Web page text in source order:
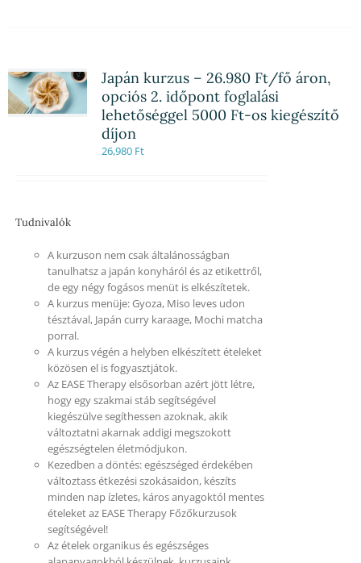
Japán kurzus – 26.980 Ft/fő áron,
opciós 2. időpont foglalási
lehetőséggel 5000 Ft-os kiegészítő
díjon
26,980 Ft
Tudnivalók
A kurzuson nem csak általánosságban
tanulhatsz a japán konyháról és az etikettről,
de egy négy fogásos menüt is elkészítetek.
A kurzus menüje: Gyoza, Miso leves udon
tésztával, Japán curry karaage, Mochi matcha
porral.
A kurzus végén a helyben elkészített ételeket
közösen el is fogyasztjátok.
Az EASE Therapy elsősorban azért jött létre,
hogy egy szakmai stáb segítségével
kiegészülve segíthessen azoknak, akik
változtatni akarnak addigi megszokott
egészségtelen életmódjukon.
Kezedben a döntés: egészséged érdekében
változtass étkezési szokásaidon, készíts
minden nap ízletes, káros anyagoktól mentes
ételeket az EASE Therapy Főzőkurzusok
segítségével!
Az ételek organikus és egészséges